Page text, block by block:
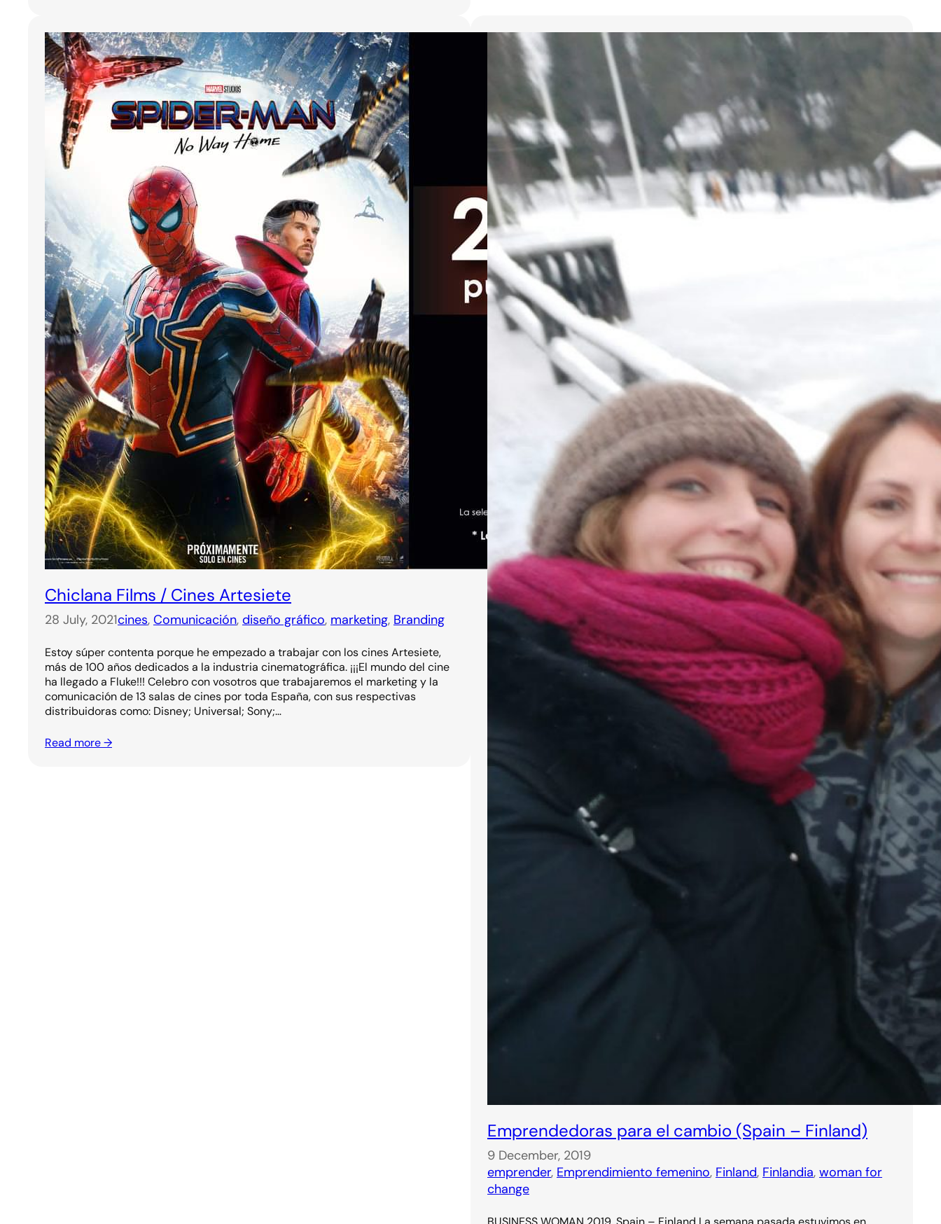
Chiclana Films / Cines Artesiete
28 July, 2021cines, Comunicación, diseño gráfico, marketing, Branding
Estoy súper contenta porque he empezado a trabajar con los cines Artesiete,
más de 100 años dedicados a la industria cinematográfica. ¡¡¡El mundo del cine
ha llegado a Fluke!!! Celebro con vosotros que trabajaremos el marketing y la
comunicación de 13 salas de cines por toda España, con sus respectivas
distribuidoras como: Disney; Universal; Sony;…
Read more →
Emprendedoras para el cambio (Spain – Finland)
9 December, 2019
emprender, Emprendimiento femenino, Finland, Finlandia, woman for
change